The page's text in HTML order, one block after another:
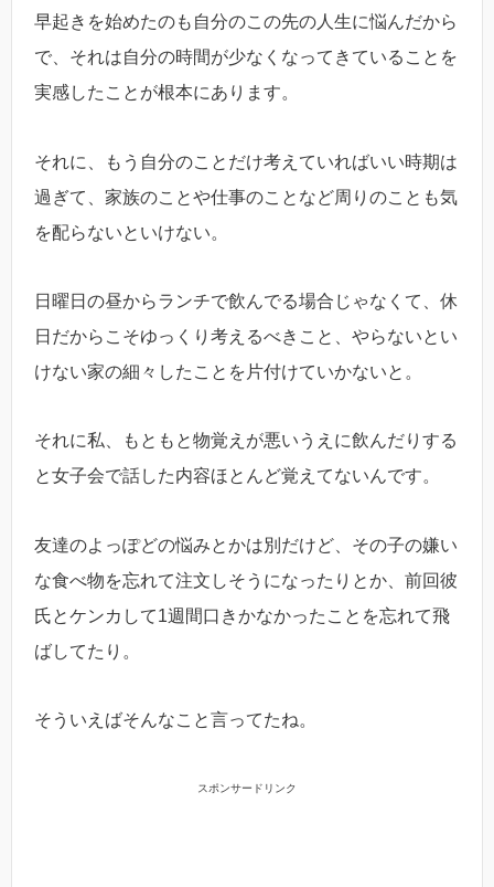
早起きを始めたのも自分のこの先の人生に悩んだから
で、それは自分の時間が少なくなってきていることを
実感したことが根本にあります。
それに、もう自分のことだけ考えていればいい時期は
過ぎて、家族のことや仕事のことなど周りのことも気
を配らないといけない。
日曜日の昼からランチで飲んでる場合じゃなくて、休
日だからこそゆっくり考えるべきこと、やらないとい
けない家の細々したことを片付けていかないと。
それに私、もともと物覚えが悪いうえに飲んだりする
と女子会で話した内容ほとんど覚えてないんです。
友達のよっぽどの悩みとかは別だけど、その子の嫌い
な食べ物を忘れて注文しそうになったりとか、前回彼
氏とケンカして1週間口きかなかったことを忘れて飛
ばしてたり。
そういえばそんなこと言ってたね。
スポンサードリンク